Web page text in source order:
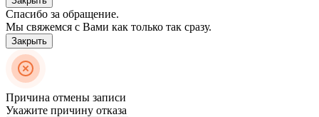
Спасибо за обращение.
Мы свяжемся с Вами как только так сразу.
Закрыть
Причина отмены записи
Укажите причину отказа